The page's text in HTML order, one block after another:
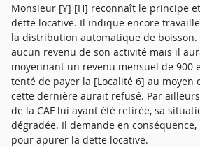
Monsieur [Y] [H] reconnaît le principe
dette locative. Il indique encore
la distribution automatique de
aucun revenu de son activité mais il
moyennant un revenu mensuel de 900
tenté de payer la [Localité 6] au moyen
cette dernière aurait refusé. Par
de la CAF lui ayant été retirée, sa
dégradée. Il demande en
pour apurer la dette locative.